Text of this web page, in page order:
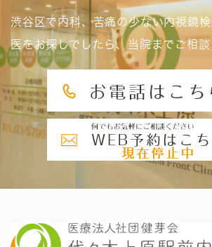
渋谷区で内科、苦痛の少ない内視鏡
医をお探しでしたら、当院までご相談